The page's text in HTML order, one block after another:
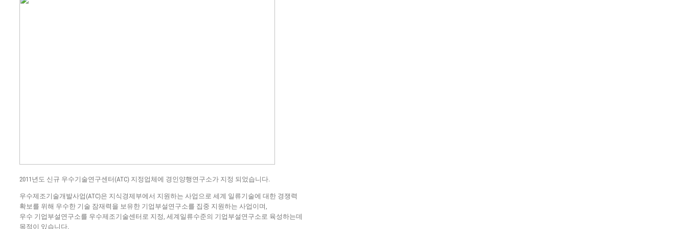
2011년도 신규 우수기술연구센터(ATC) 지정업체에 경인양행연구소가 지정 되었습니다.
우수제조기술개발사업(ATC)은 지식경제부에서 지원하는 사업으로 세계 일류기술에 대한 경쟁력
확보를 위해 우수한 기술 잠재력을 보유한 기업부설연구소를 집중 지원하는 사업이며,
우수 기업부설연구소를 우수제조기술센터로 지정, 세계일류수준의 기업부설연구소로 육성하는데
목적이 있습니다.